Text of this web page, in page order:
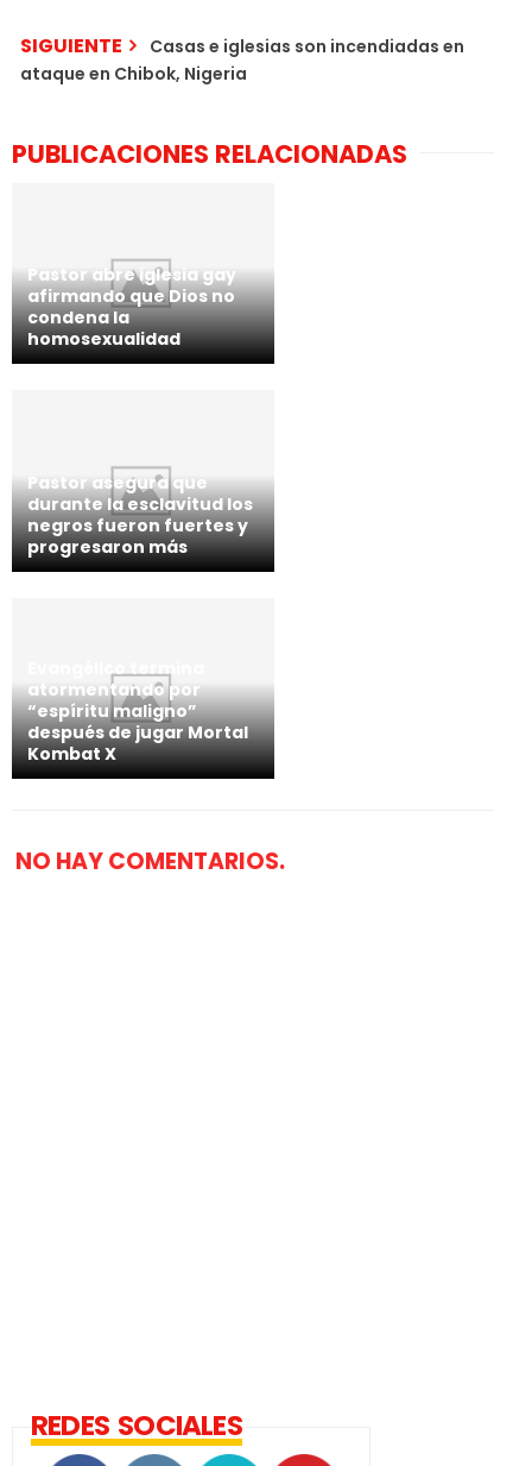
SIGUIENTE
Casas e iglesias son incendiadas en
ataque en Chibok, Nigeria
PUBLICACIONES RELACIONADAS
Pastor abre iglesia gay
afirmando que Dios no
condena la
homosexualidad
Pastor asegura que
durante la esclavitud los
negros fueron fuertes y
progresaron más
Evangélico termina
atormentando por
“espíritu maligno”
después de jugar Mortal
Kombat X
NO HAY COMENTARIOS.
REDES SOCIALES